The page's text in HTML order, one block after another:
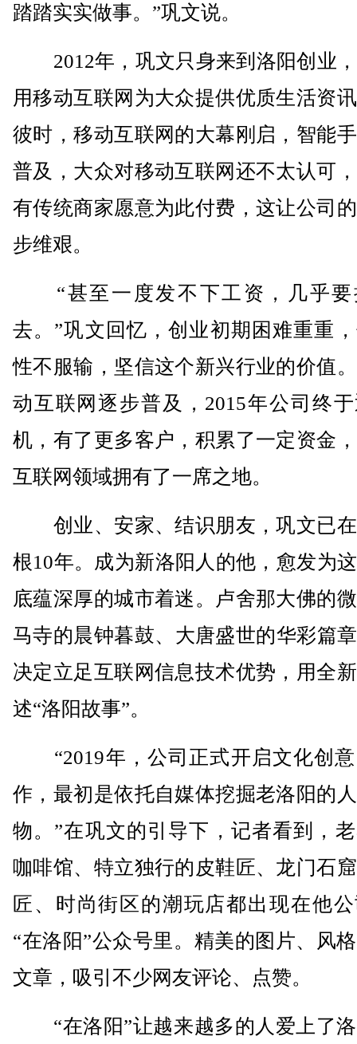
踏踏实实做事。”巩文说。
2012年，巩文只身来到洛阳创业
用移动互联网为大众提供优质生活资
彼时，移动互联网的大幕刚启，智能
普及，大众对移动互联网还不太认可
有传统商家愿意为此付费，这让公司
步维艰。
“甚至一度发不下工资，几乎要
去。”巩文回忆，创业初期困难重重
性不服输，坚信这个新兴行业的价值
动互联网逐步普及，2015年公司终
机，有了更多客户，积累了一定资金
互联网领域拥有了一席之地。
创业、安家、结识朋友，巩文已
根10年。成为新洛阳人的他，愈发为
底蕴深厚的城市着迷。卢舍那大佛的
马寺的晨钟暮鼓、大唐盛世的华彩篇
决定立足互联网信息技术优势，用全
述“洛阳故事”。
“2019年，公司正式开启文化创意
作，最初是依托自媒体挖掘老洛阳的
物。”在巩文的引导下，记者看到，
咖啡馆、特立独行的皮鞋匠、龙门石
匠、时尚街区的潮玩店都出现在他
“在洛阳”公众号里。精美的图片、风
文章，吸引不少网友评论、点赞。
“在洛阳”让越来越多的人爱上了